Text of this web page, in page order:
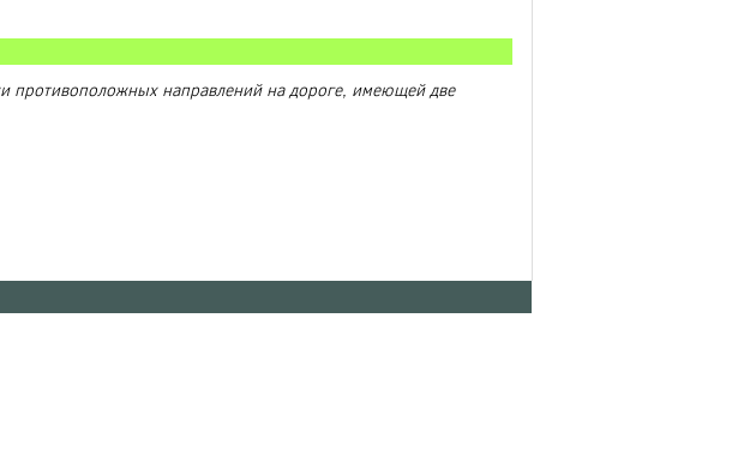
противоположных направлений на дороге, имеющей две